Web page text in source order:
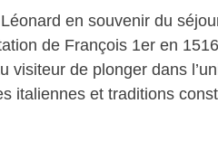
en souvenir du
de François 1er en
de plonger dans
italiennes et traditions